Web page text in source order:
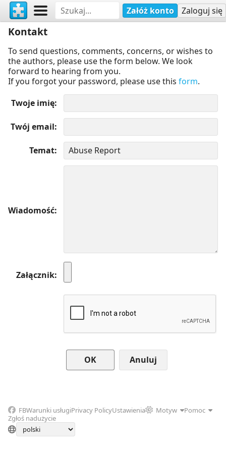
Załóż konto Zaloguj się
Kontakt
To send questions, comments, concerns, or wishes to
the authors, please use the form below. We look
forward to hearing from you.
If you forgot your password, please use this form.
Twoje imię
Twój email
Temat
Wiadomość
Załącznik
Anuluj
FBWarunki usługiPrivacy PolicyUstawienia Motyw
Pomoc
Zgłoś nadużycie